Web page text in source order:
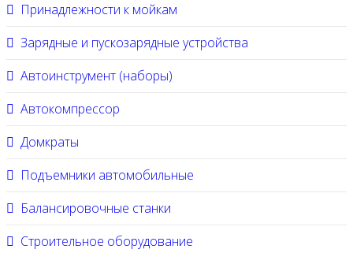
Принадлежности к мойкам
Зарядные и пускозарядные устройства
Автоинструмент (наборы)
Автокомпрессор
Домкраты
Подъемники автомобильные
Балансировочные станки
Строительное оборудование